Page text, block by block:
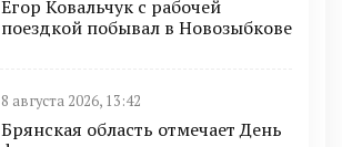
Егор Ковальчук с рабочей
поездкой побывал в Новозыбкове
8 августа 2026, 13:42
Брянская область отмечает День